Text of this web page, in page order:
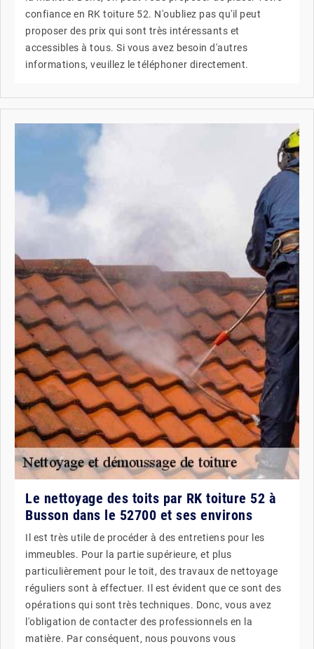
confiance en RK toiture 52. N'oubliez pas qu'il peut
proposer des prix qui sont très intéressants et
accessibles à tous. Si vous avez besoin d'autres
informations, veuillez le téléphoner directement.
Le nettoyage des toits par RK toiture 52 à
Busson dans le 52700 et ses environs
Il est très utile de procéder à des entretiens pour les
immeubles. Pour la partie supérieure, et plus
particulièrement pour le toit, des travaux de nettoyage
réguliers sont à effectuer. Il est évident que ce sont des
opérations qui sont très techniques. Donc, vous avez
l'obligation de contacter des professionnels en la
matière. Par conséquent, nous pouvons vous